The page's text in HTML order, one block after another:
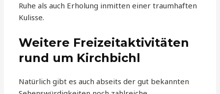
Ruhe als auch Erholung inmitten einer traumhaften
Kulisse.
Weitere Freizeitaktivitäten
rund um Kirchbichl
Natürlich gibt es auch abseits der gut bekannten